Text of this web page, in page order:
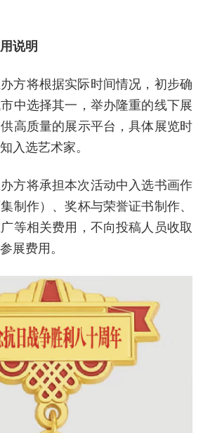
说明
方将根据实际时间情况，初步确
中选择其一，举办隆重的线下展
高质量的展示平台，具体展览时
入选艺术家。
方将承担本次活动中入选书画作
制作）、奖杯与荣誉证书制作、
等相关费用，不向投稿人员收取
展费用。